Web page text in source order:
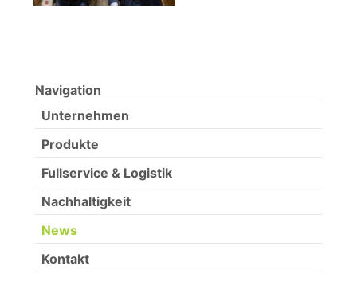
Navigation
Unternehmen
Produkte
Fullservice & Logistik
Nachhaltigkeit
News
Kontakt